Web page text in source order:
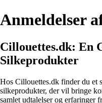
Anmeldelser
Cillouettes.dk: En
Silkeprodukter
Hos Cillouettes.dk finder du et
silkeprodukter, der vil bringe
samlet udtalelser og erfaringer